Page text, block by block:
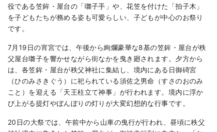
役である笠鉾・屋台の「囃子手」や、花笠を付けた「拍子木」
を子どもたちが務める姿も可愛らしい、子どもが中心のお祭り
です。
7月19日の宵宮では、午後から絢爛豪華な8基の笠鉾・屋台が秩
父屋台囃子を響かせながら街なかを曳き廻されます。夕方から
は、各笠鉾・屋台が秩父神社に集結し、境内にある日御碕宮
（ひのみさきぐう）に祀られている須佐之男命（すさのおのみ
こと）を迎える「天王柱立て神事」が行われます。境内に浮か
び上がる提灯やぼんぼりの灯りが大変幻想的な行事です。
20日の大祭では、午前中から山車の曳行が行われ、昼頃に秩父